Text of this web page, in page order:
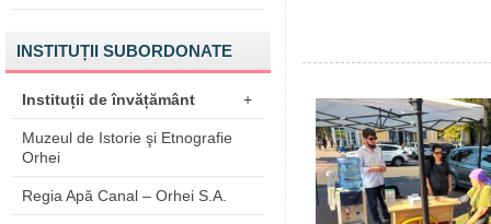
INSTITUȚII SUBORDONATE
Instituții de învățământ +
Muzeul de Istorie şi Etnografie
Orhei
Regia Apă Canal – Orhei S.A.